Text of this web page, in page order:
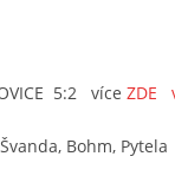
5:2 více ZDE
Bohm, Pytela